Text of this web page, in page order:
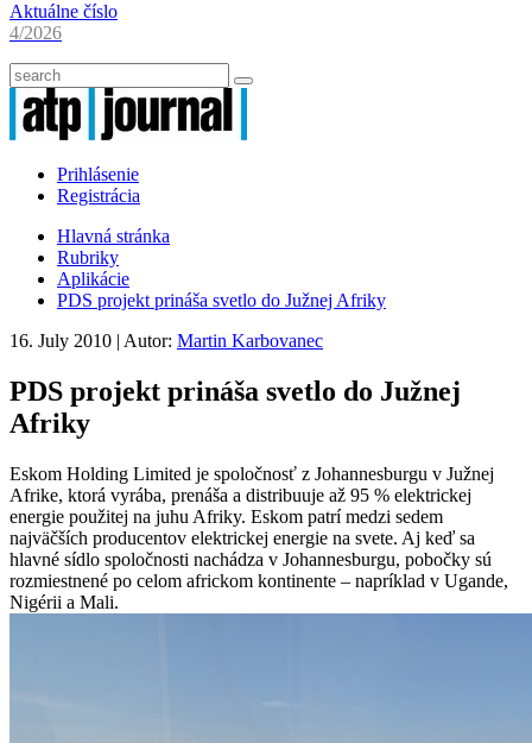
Aktuálne číslo
4/2026
Prihlásenie
Registrácia
Hlavná stránka
Rubriky
Aplikácie
PDS projekt prináša svetlo do Južnej Afriky
16. July 2010 | Autor: Martin Karbovanec
PDS projekt prináša svetlo do Južnej
Afriky
Eskom Holding Limited je spoločnosť z Johannesburgu v Južnej
Afrike, ktorá vyrába, prenáša a distribuuje až 95 % elektrickej
energie použitej na juhu Afriky. Eskom patrí medzi sedem
najväčších producentov elektrickej energie na svete. Aj keď sa
hlavné sídlo spoločnosti nachádza v Johannesburgu, pobočky sú
rozmiestnené po celom africkom kontinente – napríklad v Ugande,
Nigérii a Mali.